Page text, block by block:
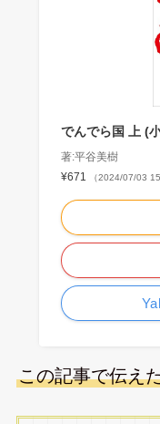
でんでら国 上 (
著:平谷美樹
¥671
（2024/07/03
この記事で伝え